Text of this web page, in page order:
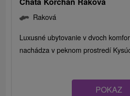
Raková
Luxusné ubytovanie v dvoch
nachádza v peknom prostredí
POKAZ